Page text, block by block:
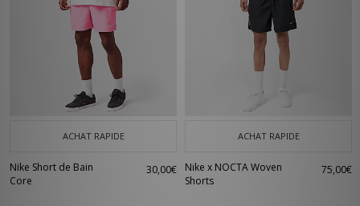
ACHAT RAPIDE
Nike Short de Bain
Core
30,00€
ACHAT RAPIDE
Nike x NOCTA Woven
Shorts
75,00€